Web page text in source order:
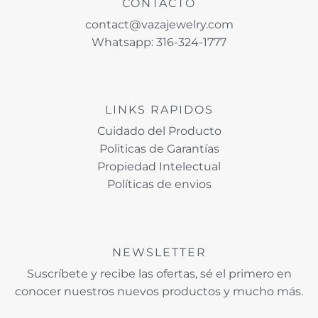
CONTACTO
contact@vazajewelry.com
Whatsapp: 316-324-1777
LINKS RAPIDOS
Cuidado del Producto
Politicas de Garantías
Propiedad Intelectual
Políticas de envios
NEWSLETTER
Suscríbete y recibe las ofertas, sé el primero en
conocer nuestros nuevos productos y mucho más.